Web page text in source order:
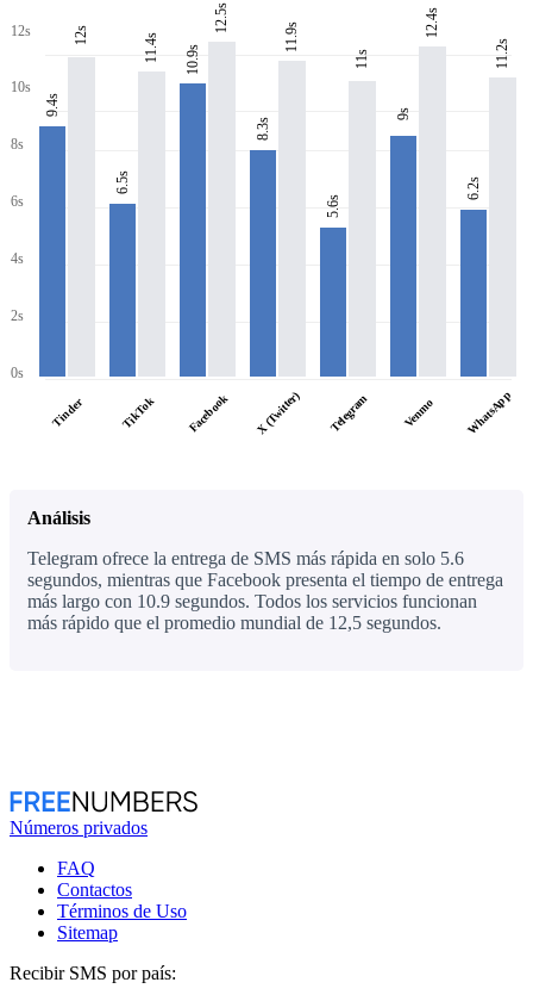
12s
10s
8s
6s
4s
2s
0s
9.4s
12s
Tinder
6.5s
11.4s
TikTok
10.9s
12.5s
Facebook
8.3s
11.9s
X (Twitter)
5.6s
11s
Telegram
9s
12.4s
Venmo
6.2s
11.2s
WhatsApp
Análisis
Telegram ofrece la entrega de SMS más rápida en solo 5.6
segundos, mientras que Facebook presenta el tiempo de entrega
más largo con 10.9 segundos. Todos los servicios funcionan
más rápido que el promedio mundial de 12,5 segundos.
Números privados
FAQ
Contactos
Términos de Uso
Sitemap
Recibir SMS por país: